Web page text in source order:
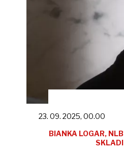
23. 09. 2025, 00.00
BIANKA LOGAR, NLB
SKLADI